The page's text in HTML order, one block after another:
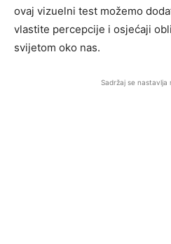
ovaj vizuelni test možemo
vlastite percepcije i osjećaji
svijetom oko nas.
Sadržaj se nastavlja